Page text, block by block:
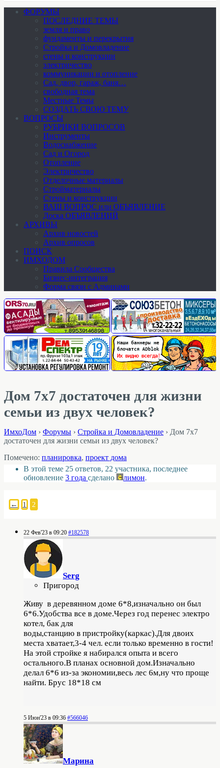
ФОРУМЫ
ПОСЛЕДНИЕ ТЕМЫ
земля и право
фундаменты и перекрытия
Стройка и Домовладение
стены и конструкции
электричество
коммуникации и отопление
Cад, двор, гараж, баня…
свободная тема
Местные Темы
СОЗДАТЬ СВОЮ ТЕМУ
ВОПРОСЫ
РУБРИКИ ВОПРОСОВ
Инструменты
Водоснабжение
Сад и Огород
Отопление
Электричество
Отделочные материалы
Стройматериалы
Стены и конструкции
ВАШ ВОПРОС или ОБЪЯВЛЕНИЕ
Доска ОБЪЯВЛЕНИЙ
АРХИВЫ
Архив новостей
Архив опросов
ПОИСК
ИМХОДОМ
Правила Сообщества
Бизнес-интеграция
Форма связи с Админами
Дом 7х7 достаточен для жизни
семьи из двух человек?
ИмхоДом › Форумы › Стройка и Домовладение › Дом 7х7
достаточен для жизни семьи из двух человек?
Помечено: планировка, проект дома
В этой теме 25 ответов, 22 участника, последнее
обновление 3 года сделано лимон.
← 1 2
22 Фев'23 в 09:20 #182578
Serg
Пригород
Живу в деревянном доме 6*8,изначально он был
6*6.Удобства все в доме.Через год перенес электро
котел, бак для
воды,станцию в пристройку(каркас).Для двоих
места хватает,3-4 чел. если только временно в гости!
На этой стройке я набирался опыта и всего
остального.В планах основной дом.Изначально
делал 6*6 из-за экономии,весь лес 6м,ну что проще
найти. Брус 18*18 см
5 Июн'23 в 09:36 #566046
Марина